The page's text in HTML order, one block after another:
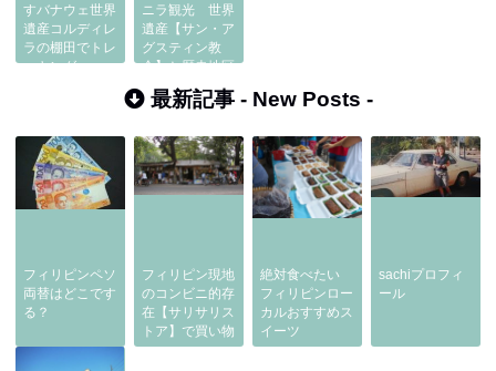
すバナウェ世界
遺産コルディレ
ラの棚田でトレ
ッキング
ニラ観光 世界
遺産【サン・ア
グスティン教
会】と歴史地区
最新記事 - New Posts -
フィリピンペソ
両替はどこです
る？
フィリピン現地
のコンビニ的存
在【サリサリス
トア】で買い物
絶対食べたい
フィリピンロー
カルおすすめス
イーツ
sachiプロフィ
ール